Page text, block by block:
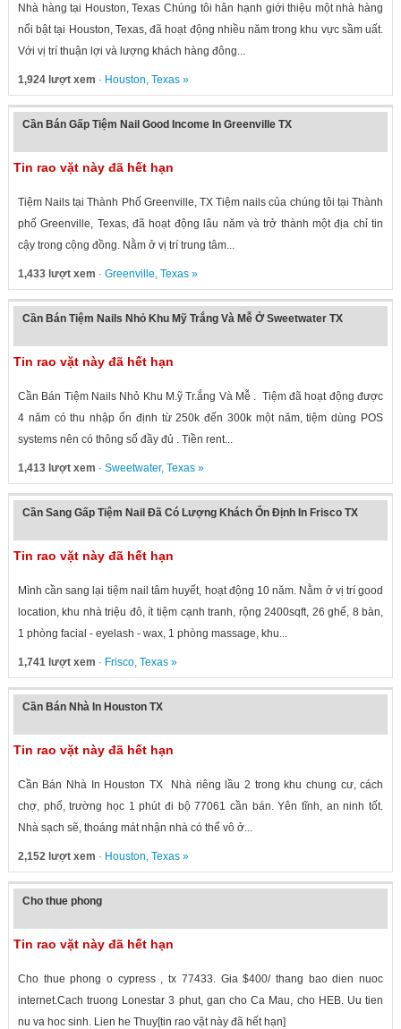
Nhà hàng tại Houston, Texas Chúng tôi hân hạnh giới thiệu một nhà hàng
nổi bật tại Houston, Texas, đã hoạt động nhiều năm trong khu vực sầm uất.
Với vị trí thuận lợi và lượng khách hàng đông...
1,924 lượt xem · Houston, Texas»
Cần Bán Gấp Tiệm Nail Good Income In Greenville TX
Tin rao vặt này đã hết hạn
Tiệm Nails tại Thành Phố Greenville, TX Tiệm nails của chúng tôi tại Thành
phố Greenville, Texas, đã hoạt động lâu năm và trở thành một địa chỉ tin
cậy trong cộng đồng. Nằm ở vị trí trung tâm...
1,433 lượt xem · Greenville, Texas»
Cần Bán Tiệm Nails Nhỏ Khu Mỹ Trắng Và Mễ Ở Sweetwater TX
Tin rao vặt này đã hết hạn
Cần Bán Tiệm Nails Nhỏ Khu M.ỹ Tr.ắng Và Mễ . Tiệm đã hoạt động được
4 năm có thu nhập ổn định từ 250k đến 300k một năm, tiệm dùng POS
systems nên có thông số đầy đủ . Tiền rent...
1,413 lượt xem · Sweetwater, Texas»
Cần Sang Gấp Tiệm Nail Đã Có Lượng Khách Ổn Định In Frisco TX
Tin rao vặt này đã hết hạn
Mình cần sang lại tiệm nail tâm huyết, hoạt động 10 năm. Nằm ở vị trí good
location, khu nhà triệu đô, ít tiệm cạnh tranh, rộng 2400sqft, 26 ghế, 8 bàn,
1 phòng facial - eyelash - wax, 1 phòng massage, khu...
1,741 lượt xem · Frisco, Texas»
Cần Bán Nhà In Houston TX
Tin rao vặt này đã hết hạn
Cần Bán Nhà In Houston TX Nhà riêng lầu 2 trong khu chung cư, cách
chợ, phố, trường học 1 phút đi bộ 77061 cần bán. Yên tĩnh, an ninh tốt.
Nhà sạch sẽ, thoáng mát nhận nhà có thể vô ở...
2,152 lượt xem · Houston, Texas»
Cho thue phong
Tin rao vặt này đã hết hạn
Cho thue phong o cypress , tx 77433. Gia $400/ thang bao dien nuoc
internet.Cach truong Lonestar 3 phut, gan cho Ca Mau, cho HEB. Uu tien
nu va hoc sinh. Lien he Thuy[tin rao vặt này đã hết hạn]